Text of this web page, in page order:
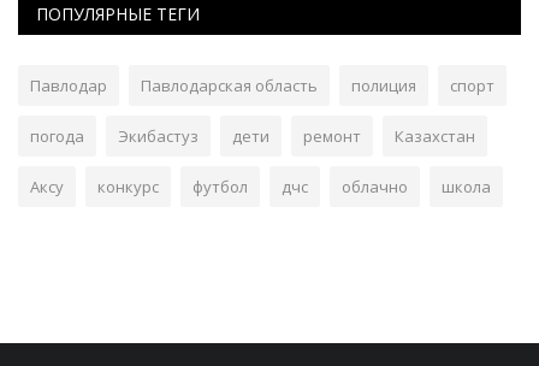
ПОПУЛЯРНЫЕ ТЕГИ
Павлодар Павлодарская область полиция спорт
погода Экибастуз дети ремонт Казахстан
Аксу конкурс футбол дчс облачно школа